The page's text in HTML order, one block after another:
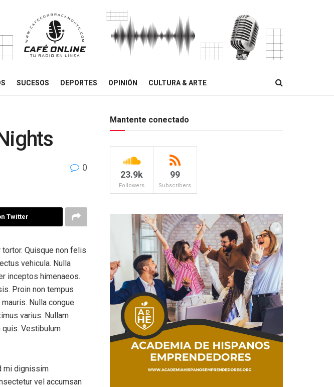
SUCESOS DEPORTES OPINIÓN CULTURA & ARTE
0
Twitter
Quisque non felis
vehicula. Nulla
inceptos himenaeos.
Proin non tempus
Nulla congue
varius. Nullam
Vestibulum
mi dignissim
vel accumsan
Mantente conectado
23.9k
Followers
99
Subscribers